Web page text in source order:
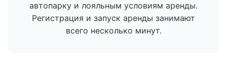
автопарку и лояльным условиям аренды.
Регистрация и запуск аренды занимают
всего несколько минут.